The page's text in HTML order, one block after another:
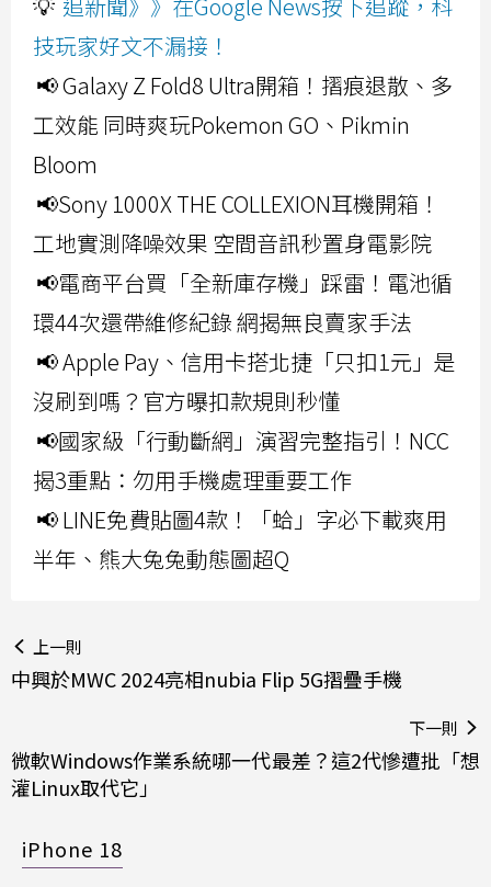
技玩家好文不漏接！
📢 Galaxy Z Fold8 Ultra開箱！摺痕退散、多
工效能 同時爽玩Pokemon GO、Pikmin
Bloom
📢Sony 1000X THE COLLEXION耳機開箱！
工地實測降噪效果 空間音訊秒置身電影院
📢電商平台買「全新庫存機」踩雷！電池循
環44次還帶維修紀錄 網揭無良賣家手法
📢 Apple Pay、信用卡搭北捷「只扣1元」是
沒刷到嗎？官方曝扣款規則秒懂
📢國家級「行動斷網」演習完整指引！NCC
揭3重點：勿用手機處理重要工作
📢 LINE免費貼圖4款！「蛤」字必下載爽用
半年、熊大兔兔動態圖超Q
上一則
中興於MWC 2024亮相nubia Flip 5G摺疊手機
下一則
微軟Windows作業系統哪一代最差？這2代慘遭批「想
灌Linux取代它」
iPhone 18